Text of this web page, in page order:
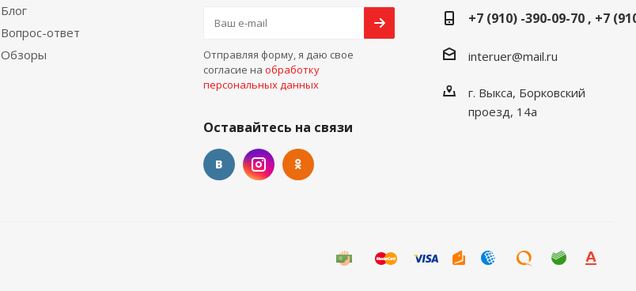
Блог
Вопрос-ответ
Обзоры
Отправляя форму, я даю свое
согласие на обработку
персональных данных
Оставайтесь на связи
+7 (910) -390-09-70 , +7
interuer@mail.ru
г. Выкса, Борковский
проезд, 14а